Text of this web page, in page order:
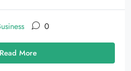
0
Read More